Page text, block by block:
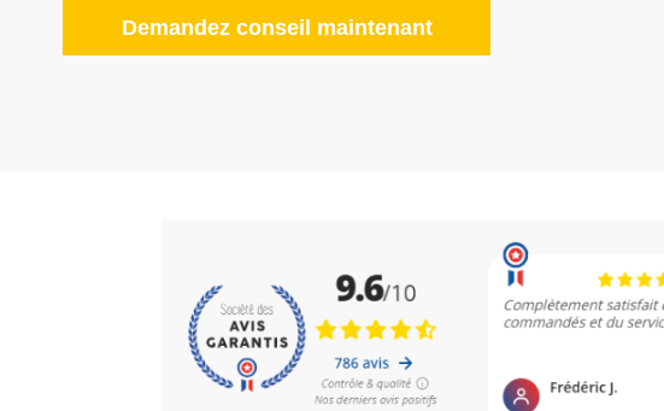
Demandez conseil maintenant